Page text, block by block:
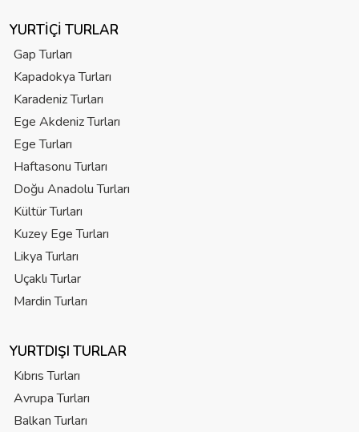
YURTIÇI TURLAR
Gap Turları
Kapadokya Turları
Karadeniz Turları
Ege Akdeniz Turları
Ege Turları
Haftasonu Turları
Doğu Anadolu Turları
Kültür Turları
Kuzey Ege Turları
Likya Turları
Uçaklı Turlar
Mardin Turları
YURTDIŞI TURLAR
Kıbrıs Turları
Avrupa Turları
Balkan Turları